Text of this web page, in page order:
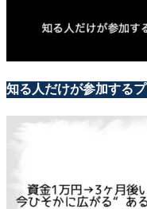
知る人だけが参加するプ